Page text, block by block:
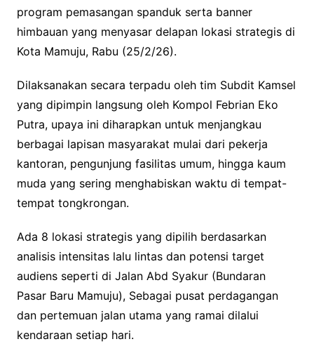
program pemasangan spanduk serta banner
himbauan yang menyasar delapan lokasi strategis di
Kota Mamuju, Rabu (25/2/26).
Dilaksanakan secara terpadu oleh tim Subdit Kamsel
yang dipimpin langsung oleh Kompol Febrian Eko
Putra, upaya ini diharapkan untuk menjangkau
berbagai lapisan masyarakat mulai dari pekerja
kantoran, pengunjung fasilitas umum, hingga kaum
muda yang sering menghabiskan waktu di tempat-
tempat tongkrongan.
Ada 8 lokasi strategis yang dipilih berdasarkan
analisis intensitas lalu lintas dan potensi target
audiens seperti di Jalan Abd Syakur (Bundaran
Pasar Baru Mamuju), Sebagai pusat perdagangan
dan pertemuan jalan utama yang ramai dilalui
kendaraan setiap hari.